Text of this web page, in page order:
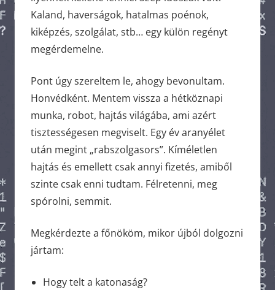
Kaland, haverságok, hatalmas poénok,
kiképzés, szolgálat, stb… egy külön regényt
megérdemelne.
Pont úgy szereltem le, ahogy bevonultam.
Honvédként. Mentem vissza a hétköznapi
munka, robot, hajtás világába, ami azért
tisztességesen megviselt. Egy év aranyélet
után megint „rabszolgasors”. Kíméletlen
hajtás és emellett csak annyi fizetés, amiből
szinte csak enni tudtam. Félretenni, meg
spórolni, semmit.
Megkérdezte a főnököm, mikor újból dolgozni
jártam:
Hogy telt a katonaság?